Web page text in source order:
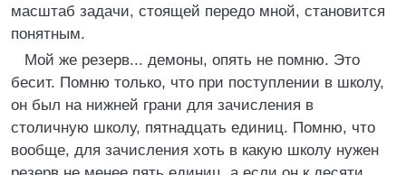
масштаб задачи, стоящей передо мной, становится
понятным.
Мой же резерв... демоны, опять не помню. Это
бесит. Помню только, что при поступлении в школу,
он был на нижней грани для зачисления в
столичную школу, пятнадцать единиц. Помню, что
вообще, для зачисления хоть в какую школу нужен